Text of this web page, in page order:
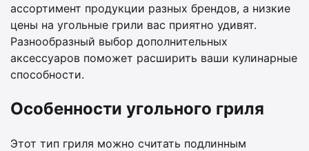
ассортимент продукции разных брендов, а низкие
цены на угольные грили вас приятно удивят.
Разнообразный выбор дополнительных
аксессуаров поможет расширить ваши кулинарные
способности.
Особенности угольного гриля
Этот тип гриля можно считать подлинным